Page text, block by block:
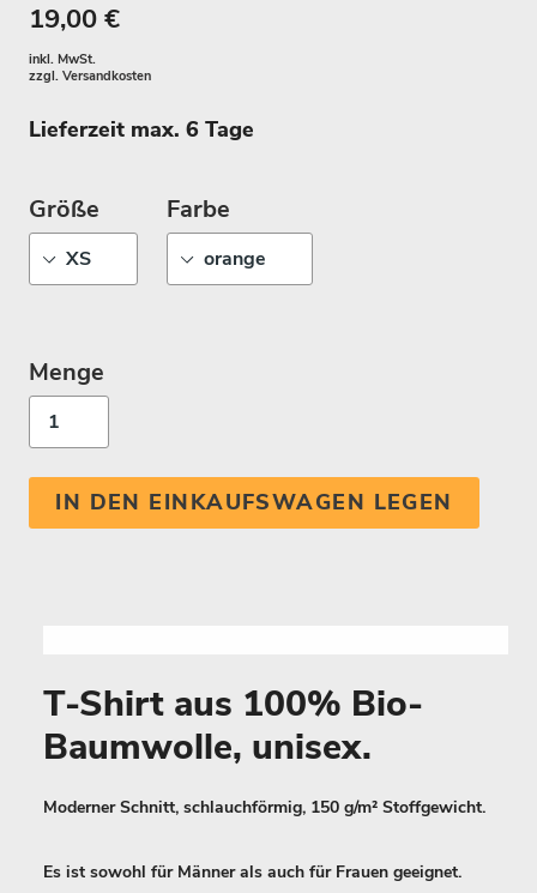
19,00 €
inkl. MwSt.
zzgl. Versandkosten
Lieferzeit max. 6 Tage
Größe Farbe
Menge
IN DEN EINKAUFSWAGEN LEGEN
T-Shirt aus 100% Bio-
Baumwolle, unisex.
Moderner Schnitt, schlauchförmig, 150 g/m² Stoffgewicht.
Es ist sowohl für Männer als auch für Frauen geeignet.